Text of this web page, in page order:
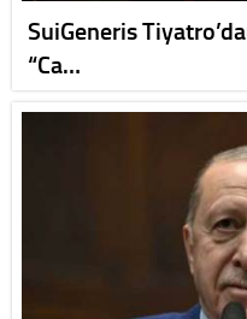
SuiGeneris
“Ca…